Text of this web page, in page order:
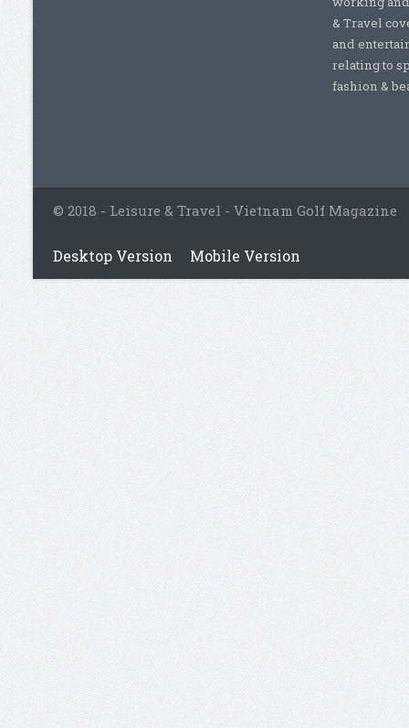
& Travel
and
relating to
fashion &
© 2018 - Leisure & Travel - Vietnam Golf Magazine
Desktop Version Mobile Version